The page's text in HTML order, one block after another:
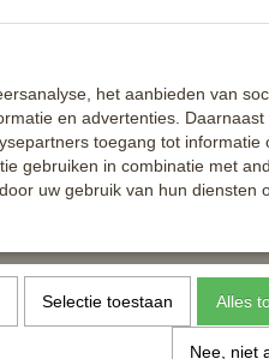
stick 40 cm
accessories available
650 g
the European test requirements
het aanbieden van
en advertenties. Daarnaast
toegang tot informatie
gebruiken in combinatie met
uw gebruik van hun diensten
Selectie toestaan Alles
Nee, niet